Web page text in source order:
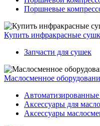
Поршневые
Купить инфракрасные
Запчасти для сушек
Маслосменное
Аксессуары для
Аксессуары